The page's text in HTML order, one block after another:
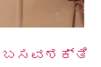
ಬಸವಶಕ್ತಿ